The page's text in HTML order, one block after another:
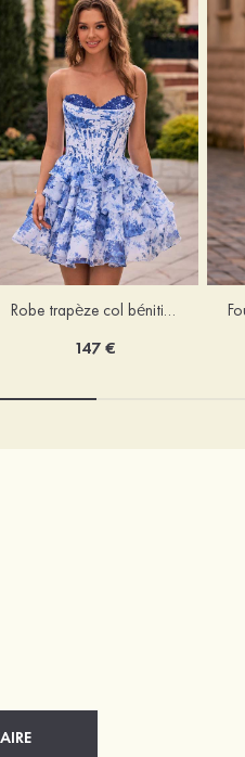
Robe trapèze col bénitier mousseline courte/mini robe de fête de la rentrée avec appliqué
147 €